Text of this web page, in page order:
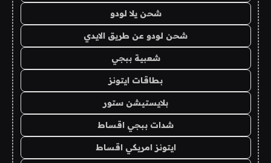
شحن يلا لودو
شحن لودو عن طريق الايدي
شعبية ببجي
بطاقات ايتونز
بلايستيشن ستور
شدات ببجي اقساط
ايتونز امريكي اقساط